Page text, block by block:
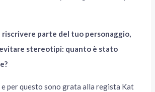
parte del tuo personaggio,
stereotipi: quanto è stato
per questo sono grata alla regista Kat